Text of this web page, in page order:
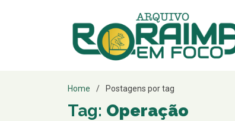
Home Postagens por tag
Tag: Operação